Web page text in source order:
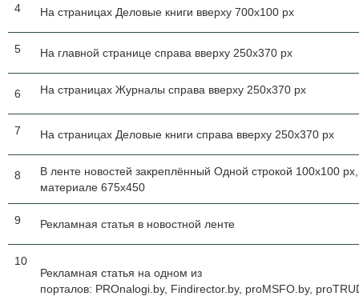
4 На страницах Деловые книги вверху 700х100 рх
5 На главной странице справа вверху 250х370 рх
6 На страницах Журналы справа вверху 250х370 рх
7 На страницах Деловые книги справа вверху 250х370 рх
8
В ленте новостей закреплённый Одной строкой 100х100
материале 675х450
9 Рекламная статья в новостной ленте
10
Рекламная статья на одном из
порталов: PROnalogi.by, Findirector.by, proMSFO.by,